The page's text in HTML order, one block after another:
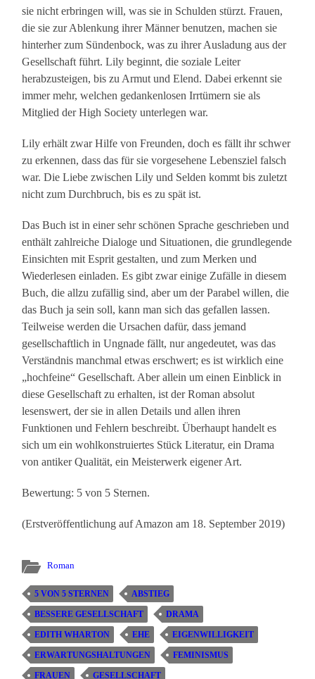
sie nicht erbringen will, was sie in Schulden stürzt. Frauen,
die sie zur Ablenkung ihrer Männer benutzen, machen sie
hinterher zum Sündenbock, was zu ihrer Ausladung aus der
Gesellschaft führt. Lily beginnt, die soziale Leiter
herabzusteigen, bis zu Armut und Elend. Dabei erkennt sie
immer mehr, welchen gedankenlosen Irrtümern sie als
Mitglied der High Society unterlegen war.
Lily erhält zwar Hilfe von Freunden, doch es fällt ihr schwer
zu erkennen, dass das für sie vorgesehene Lebensziel falsch
war. Die Liebe zwischen Lily und Selden kommt bis zuletzt
nicht zum Durchbruch, bis es zu spät ist.
Das Buch ist in einer sehr schönen Sprache geschrieben und
enthält zahlreiche Dialoge und Situationen, die grundlegende
Einsichten mit Esprit gestalten, und zum Merken und
Wiederlesen einladen. Es gibt zwar einige Zufälle in diesem
Buch, die allzu zufällig sind, aber um der Parabel willen, die
das Buch ja sein soll, kann man sich das gefallen lassen.
Teilweise werden die Ursachen dafür, dass jemand
gesellschaftlich in Ungnade fällt, nur angedeutet, was das
Verständnis manchmal etwas erschwert; es ist wirklich eine
„hochfeine“ Gesellschaft. Aber allein um einen Einblick in
diese Gesellschaft zu erhalten, ist der Roman absolut
lesenswert, der sie in allen Details und allen ihren
Funktionen und Fehlern beschreibt. Überhaupt handelt es
sich um ein wohlkonstruiertes Stück Literatur, ein Drama
von antiker Qualität, ein Meisterwerk eigener Art.
Bewertung: 5 von 5 Sternen.
(Erstveröffentlichung auf Amazon am 18. September 2019)
Roman
5 VON 5 STERNEN ABSTIEG
BESSERE GESELLSCHAFT DRAMA
EDITH WHARTON EHE EIGENWILLIGKEIT
ERWARTUNGSHALTUNGEN FEMINISMUS
FRAUEN GESELLSCHAFT